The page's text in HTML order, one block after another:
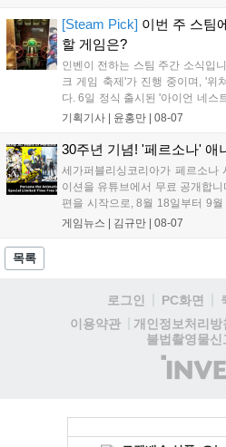
'마블 투혼: 파이팅 소울즈'와 레
리'도 스팀에 정식 출시되었습니다
[Steam Pick] 이번 주 스팀
할 게임은?
인벤이 전하는 스팀 주간 소식입
크 게임 축제'가 진행 중이며, '위
다. 6일 정식 출시된 '아이언 네스
세어 코브'가 호평받고 있습니다.
다. 유비소프트의 '고스트리콘: 와
기획기사 | 윤홍만 | 08-07
30주년 기념! '페르소나' 애
세가퍼블리싱코리아가 페르소나
이션을 유튜브에서 무료 공개합
편을 시작으로, 8월 18일부터 9
월 15일부터 10월 14일까지 페르
게임뉴스 | 김규만 | 08-07
목록
로그인 PC화면
이용약관
개인정보처리방
불법촬영물신
(주)
인